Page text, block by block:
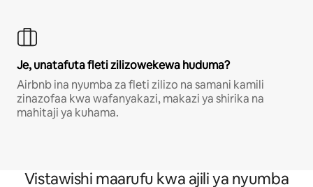
Je, unatafuta fleti zilizowekewa huduma?
Airbnb ina nyumba za fleti zilizo na samani kamili
zinazofaa kwa wafanyakazi, makazi ya shirika na
mahitaji ya kuhama.
Vistawishi maarufu kwa ajili ya nyumba